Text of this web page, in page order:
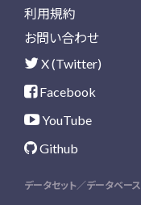
利用規約
お問い合わせ
X (Twitter)
Facebook
YouTube
Github
データセット／データベース